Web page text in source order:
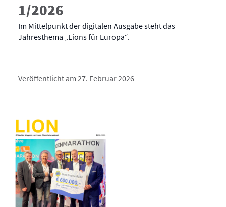
1/2026
Im Mittelpunkt der digitalen Ausgabe steht das
Jahresthema „Lions für Europa“.
Veröffentlicht am 27. Februar 2026